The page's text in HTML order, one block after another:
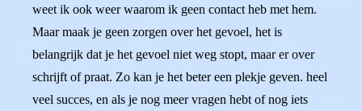
weet ik ook weer waarom ik geen contact heb met hem.
Maar maak je geen zorgen over het gevoel, het is
belangrijk dat je het gevoel niet weg stopt, maar er over
schrijft of praat. Zo kan je het beter een plekje geven. heel
veel succes, en als je nog meer vragen hebt of nog iets